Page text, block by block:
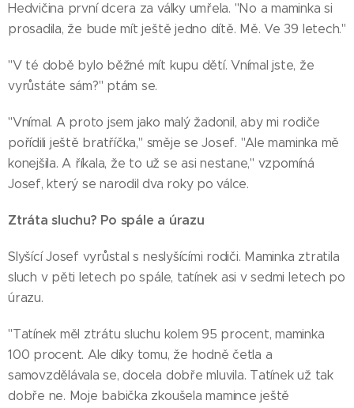
Hedvičina první dcera za války umřela. "No a maminka si
prosadila, že bude mít ještě jedno dítě. Mě. Ve 39 letech."
"V té době bylo běžné mít kupu dětí. Vnímal jste, že
vyrůstáte sám?" ptám se.
"Vnímal. A proto jsem jako malý žadonil, aby mi rodiče
pořídili ještě bratříčka," směje se Josef. "Ale maminka mě
konejšila. A říkala, že to už se asi nestane," vzpomíná
Josef, který se narodil dva roky po válce.
Ztráta sluchu? Po spále a úrazu
Slyšící Josef vyrůstal s neslyšícími rodiči. Maminka ztratila
sluch v pěti letech po spále, tatínek asi v sedmi letech po
úrazu.
"Tatínek měl ztrátu sluchu kolem 95 procent, maminka
100 procent. Ale díky tomu, že hodně četla a
samovzdělávala se, docela dobře mluvila. Tatínek už tak
dobře ne. Moje babička zkoušela mamince ještě